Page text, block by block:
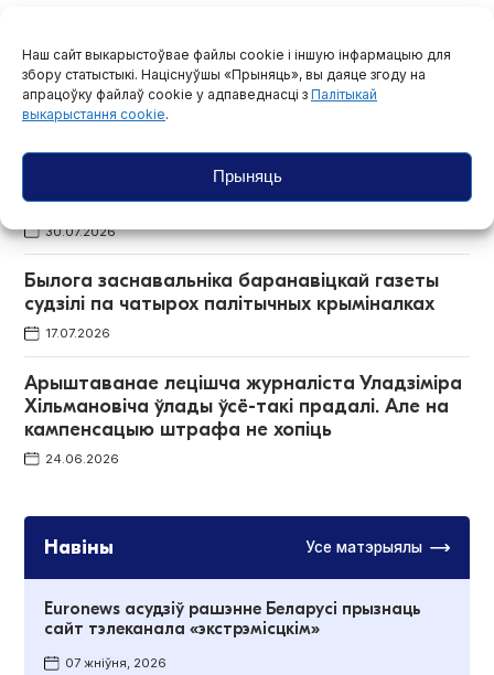
Наш сайт выкарыстоўвае файлы cookie і іншую інфармацыю для
збору статыстыкі. Націснуўшы «Прыняць», вы даяце згоду на
апрацоўку файлаў cookie у адпаведнасці з Палітыкай
выкарыстання cookie.
Прыняць
Дэпутат з Германіі стаў сімвалічным хросным
Дзяніса Івашына
У Варшаве пройдзе футбольны турнір «Кубак
Мелказёрава»
30.07.2026
Былога заснавальніка баранавіцкай газеты
судзілі па чатырох палітычных крыміналках
17.07.2026
Арыштаванае лецішча журналіста Уладзіміра
Хільмановіча ўлады ўсё-такі прадалі. Але на
кампенсацыю штрафа не хопіць
24.06.2026
Навіны Усе матэрыялы
Euronews асудзіў рашэнне Беларусі прызнаць
сайт тэлеканала «экстрэмісцкім»
07 жніўня, 2026